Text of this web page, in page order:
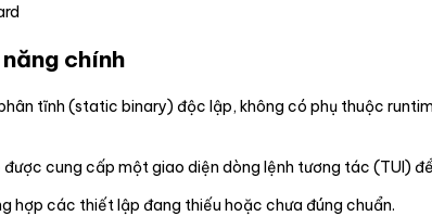
chính
tĩnh (static binary) độc lập, không có phụ thuộc
được cung cấp một giao diện dòng lệnh tương tác (TUI)
hợp các thiết lập đang thiếu hoặc chưa đúng chuẩn.